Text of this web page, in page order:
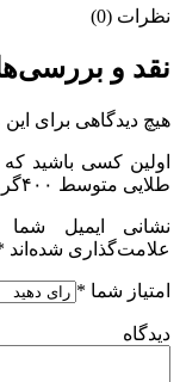
نظرات (0)
نقد و
هیچ دیدگاهی برای
اولین کسی باشید
طلایی متوسط ۴۰۰گرمی ۱۲عددی”
نشانی ایمیل
علامت‌گذاری شده‌اند
امتیاز شما *